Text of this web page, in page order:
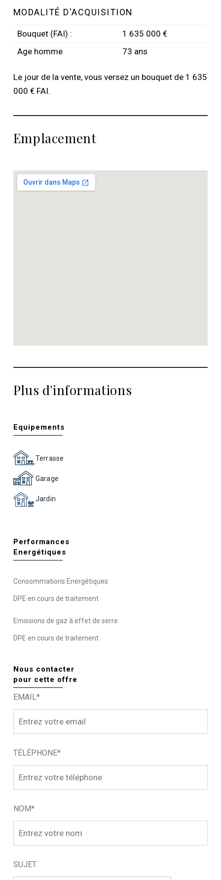
MODALITÉ D'ACQUISITION
Bouquet (FAI) :
1 635 000 €
Age homme
73 ans
Le jour de la vente, vous versez un bouquet de 1 635
000 € FAI.
Emplacement
Plus d'informations
Equipements
Terrasse
Garage
Jardin
Performances
Energétiques
Consommations Energétiques
DPE en cours de traitement
Emissions de gaz à effet de serre
DPE en cours de traitement
Nous contacter
pour cette offre
EMAIL*
TÉLÉPHONE*
NOM*
SUJET